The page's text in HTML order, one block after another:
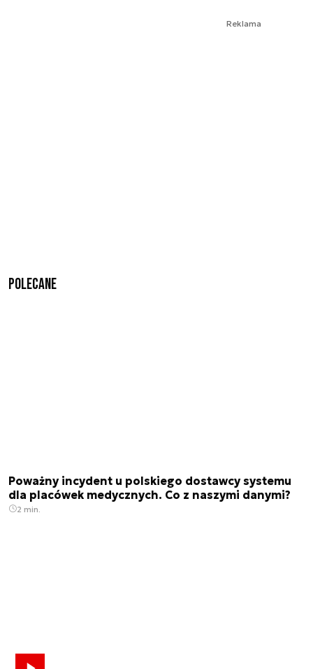
Reklama
Polecane
Poważny incydent u polskiego dostawcy systemu
dla placówek medycznych. Co z naszymi danymi?
2 min.